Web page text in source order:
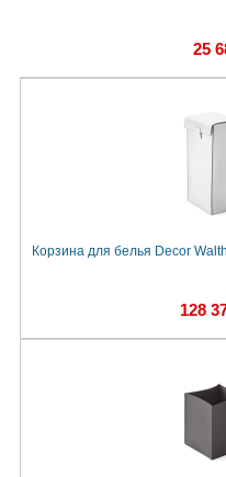
25
Корзина для белья Decor
128